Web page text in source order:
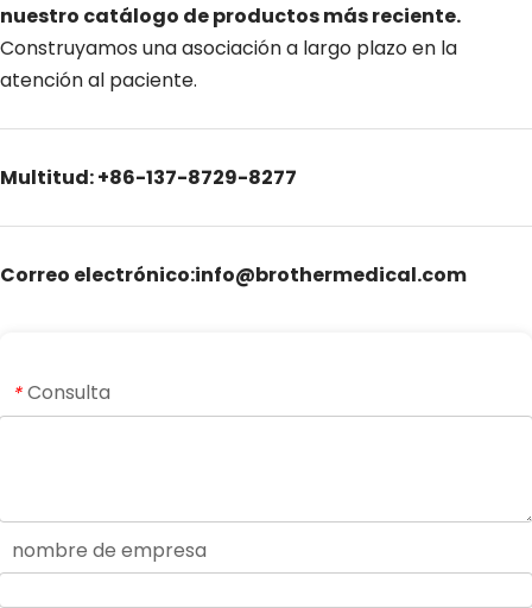
Construyamos una asociación a largo plazo en la
atención al paciente.
Multitud: +86-137-8729-8277
Correo electrónico:info@brothermedical.com
* Consulta
nombre de empresa